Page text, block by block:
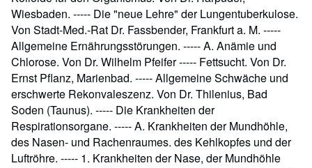
Wiesbaden. ----- Die "neue Lehre" der Lungentuberkulose.
Von Stadt-Med.-Rat Dr. Fassbender, Frankfurt a. M. -----
Allgemeine Ernährungsstörungen. ----- A. Anämie und
Chlorose. Von Dr. Wilhelm Pfeifer ----- Fettsucht. Von Dr.
Ernst Pflanz, Marienbad. ----- Allgemeine Schwäche und
erschwerte Rekonvaleszenz. Von Dr. Thilenius, Bad
Soden (Taunus). ----- Die Krankheiten der
Respirationsorgane. ----- A. Krankheiten der Mundhöhle,
des Nasen- und Rachenraumes. des Kehlkopfes und der
Luftröhre. ----- 1. Krankheiten der Nase, der Mundhöhle